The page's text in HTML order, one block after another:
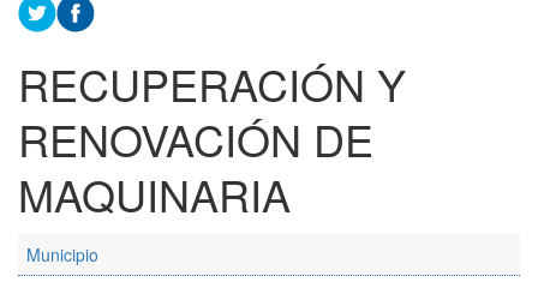
RECUPERACIÓN Y
RENOVACIÓN DE
MAQUINARIA
Municipio